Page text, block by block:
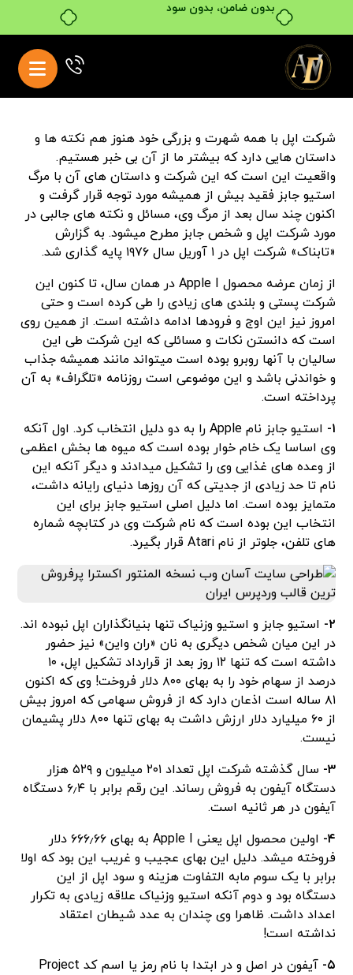
بدون ضامن، بدون سود
شرکت اپل با همه شهرت و بزرگی خود هنوز هم نکته ها و
داستان هایی دارد که بیشتر ما از آن بی خبر هستیم.
واقعیت این است که این شرکت و داستان های آن با مرگ
استیو جابز فقید بیش از همیشه مورد توجه قرار گرفت و
اکنون چند سال بعد از مرگ وی، مسائل و نکته های جالبی در
مورد شرکت اپل و شخص جابز مطرح میشود. به گزارش
«تابناک» شرکت اپل در ۱ آوریل سال ۱۹۷۶ پایه گذاری شد.
از زمان عرضه محصول Apple I در همان سال، تا کنون این
شرکت پستی و بلندی های زیادی را طی کرده است و حتی
امروز نیز این اوج و فرودها ادامه داشته است. از همین روی
است که دانستن نکات و مسائلی که این شرکت طی این
سالیان با آنها روبرو بوده است میتواند مانند همیشه جذاب
و خواندنی باشد و این موضوعی است روزنامه «تلگراف» به آن
پرداخته است.
۱-
استیو جابز نام Apple را به دو دلیل انتخاب کرد. اول آنکه
وی اساسا یک خام خوار بوده است که میوه ها بخش اعظمی
از وعده های غذایی وی را تشکیل میدادند و دیگر آنکه این
نام تا حد زیادی از جدیتی که آن روزها دنیای رایانه داشت،
متمایز بوده است. اما دلیل اصلی استیو جابز برای این
انتخاب این بوده است که نام شرکت وی در کتابچه شماره
های تلفن، جلوتر از نام Atari قرار بگیرد.
۲- استیو جابز و استیو وزنیاک تنها بنیانگذاران اپل نبوده اند.
در این میان شخص دیگری به نان «ران واین» نیز حضور
داشته است که تنها ۱۲ روز بعد از قرارداد تشکیل اپل، ۱۰
درصد از سهام خود را به بهای ۸۰۰ دلار فروخت! وی که اکنون
۸۱ ساله است اذعان دارد که از فروش سهامی که امروز بیش
از ۶۰ میلیارد دلار ارزش داشت به بهای تنها ۸۰۰ دلار پشیمان
نیست.
۳-
سال گذشته شرکت اپل تعداد ۲۰۱ میلیون و ۵۲۹ هزار
دستگاه آیفون به فروش رساند. این رقم برابر با ۶٫۴ دستگاه
آیفون در هر ثانیه است.
۴-
اولین محصول اپل یعنی Apple I به بهای ۶۶۶٫۶۶ دلار
فروخته میشد. دلیل این بهای عجیب و غریب این بود که اولا
برابر با یک سوم مابه التفاوت هزینه و سود اپل از این
دستگاه بود و دوم آنکه استیو وزنیاک علاقه زیادی به تکرار
اعداد داشت. ظاهرا وی چندان به عدد شیطان اعتقاد
نداشته است!
۵-
آیفون در اصل و در ابتدا با نام رمز یا اسم کد Project